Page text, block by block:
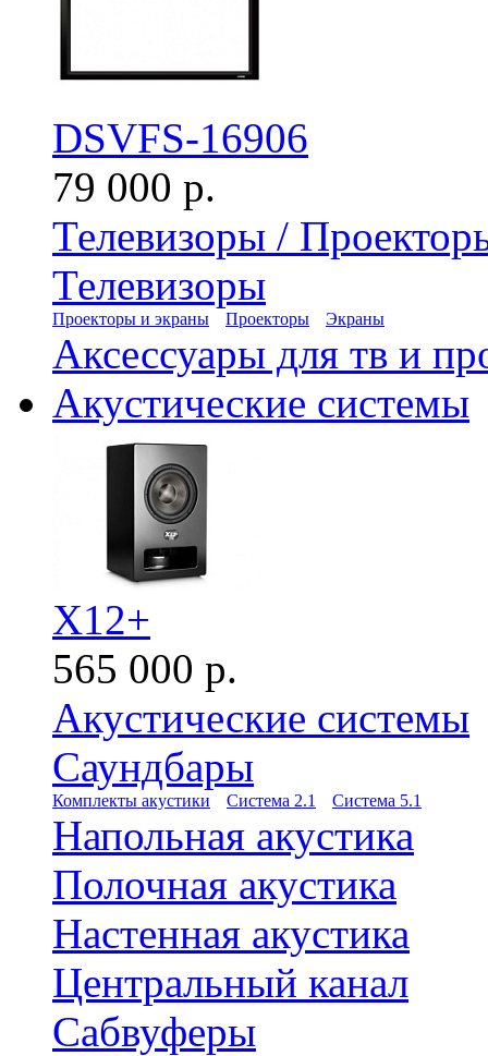
DSVFS-16906
79 000 р.
Телевизоры /
Телевизоры
Проекторы и экраны Проекторы Экраны
Аксессуары для тв и
Акустические системы
X12+
565 000 р.
Акустические системы
Саундбары
Комплекты акустики Система 2.1 Система 5.1
Напольная акустика
Полочная акустика
Настенная акустика
Центральный канал
Сабвуферы